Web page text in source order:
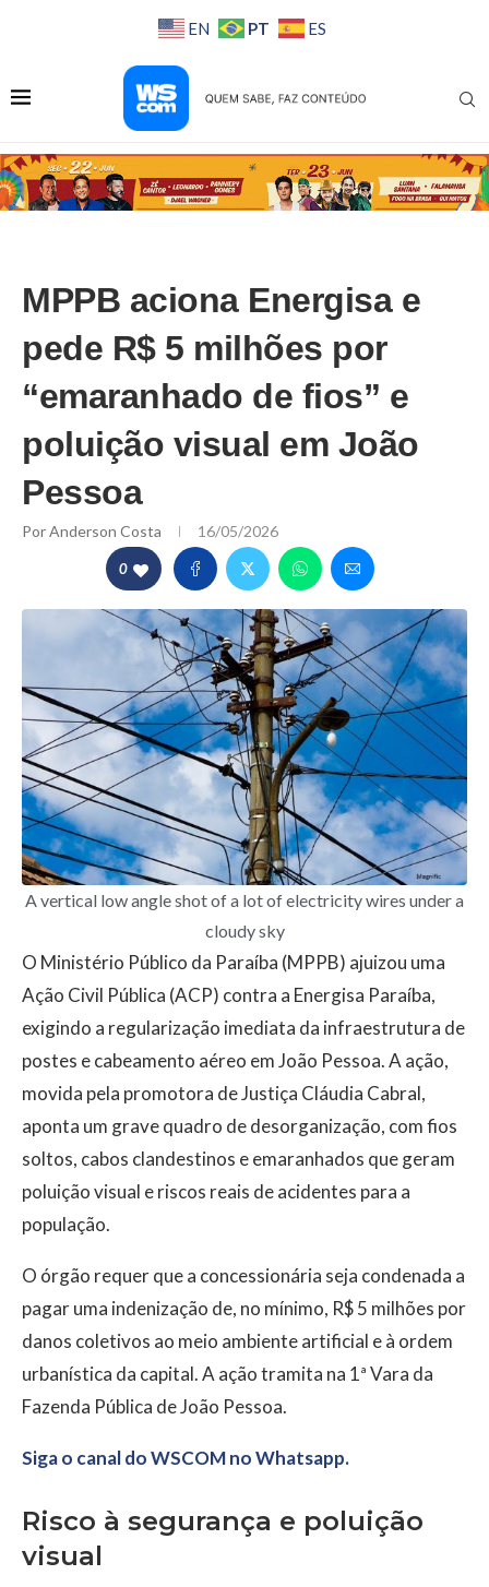
EN PT ES
MPPB aciona Energisa e
pede R$ 5 milhões por
“emaranhado de fios” e
poluição visual em João
Pessoa
PorAnderson Costa 16/05/2026
0
A vertical low angle shot of a lot of electricity wires under a
cloudy sky
O Ministério Público da Paraíba (MPPB) ajuizou uma
Ação Civil Pública (ACP) contra a Energisa Paraíba,
exigindo a regularização imediata da infraestrutura de
postes e cabeamento aéreo em João Pessoa. A ação,
movida pela promotora de Justiça Cláudia Cabral,
aponta um grave quadro de desorganização, com fios
soltos, cabos clandestinos e emaranhados que geram
poluição visual e riscos reais de acidentes para a
população.
O órgão requer que a concessionária seja condenada a
pagar uma indenização de, no mínimo, R$ 5 milhões por
danos coletivos ao meio ambiente artificial e à ordem
urbanística da capital. A ação tramita na 1ª Vara da
Fazenda Pública de João Pessoa.
Siga o canal do WSCOM no Whatsapp.
Risco à segurança e poluição
visual